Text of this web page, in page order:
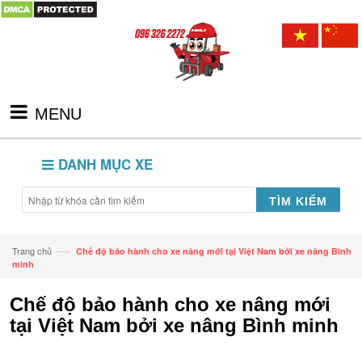
MENU
DANH MỤC XE
TÌM KIẾM
Trang chủ —› Chế độ bảo hành cho xe nâng mới tại Việt Nam bởi xe nâng Bình
minh
Chế độ bảo hành cho xe nâng mới
tại Việt Nam bởi xe nâng Bình minh